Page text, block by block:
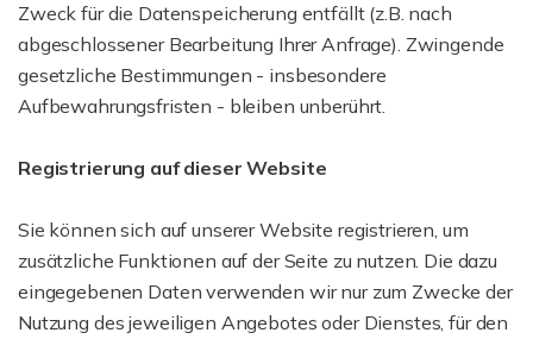
Zweck für die Datenspeicherung entfällt (z.B. nach
abgeschlossener Bearbeitung Ihrer Anfrage). Zwingende
gesetzliche Bestimmungen - insbesondere
Aufbewahrungsfristen - bleiben unberührt.
Registrierung auf dieser Website
Sie können sich auf unserer Website registrieren, um
zusätzliche Funktionen auf der Seite zu nutzen. Die dazu
eingegebenen Daten verwenden wir nur zum Zwecke der
Nutzung des jeweiligen Angebotes oder Dienstes, für den